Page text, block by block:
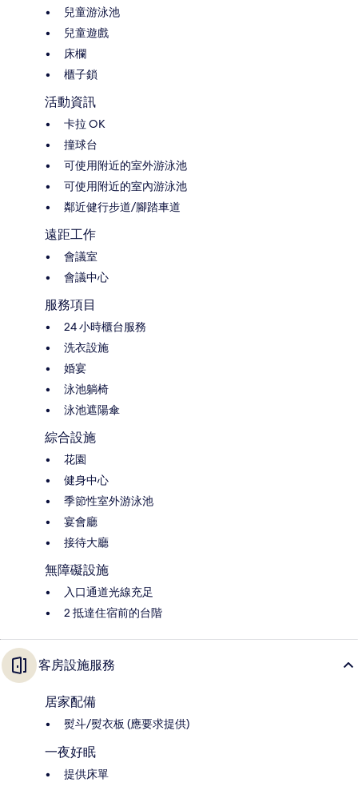
兒童游泳池
兒童遊戲
床欄
櫃子鎖
活動資訊
卡拉 OK
撞球台
可使用附近的室外游泳池
可使用附近的室內游泳池
鄰近健行步道/腳踏車道
遠距工作
會議室
會議中心
服務項目
24 小時櫃台服務
洗衣設施
婚宴
泳池躺椅
泳池遮陽傘
綜合設施
花園
健身中心
季節性室外游泳池
宴會廳
接待大廳
無障礙設施
入口通道光線充足
2 抵達住宿前的台階
客房設施服務
居家配備
熨斗/熨衣板 (應要求提供)
一夜好眠
提供床單